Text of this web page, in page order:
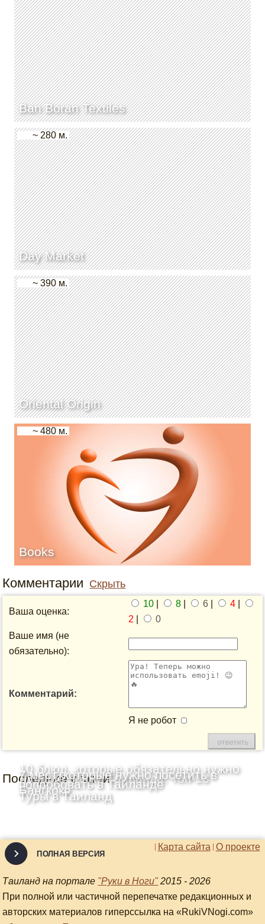
Ban Boran Textiles
Day Market
~ 280 м.
Oriental Origin
~ 390 м.
Books
~ 480 м.
Комментарии Скрыть
Ваша оценка:
10 8 6 4
2
0
Ваше имя (не
обязательно):
Комментарий:
Я не робот
Последние статьи
Лучшие пляжи Таиланда: Топ-13
10 блюд, которые обязательно нужно
попробовать в Таиланде
7 мест, которые нужно посетить в
Бангкоке
Туры в Таиланд
О проекте
Карта сайта
ПОЛНАЯ ВЕРСИЯ
Таиланд на портале "Руки в Ноги" 2015 - 2026
При полной или частичной перепечатке редакционных и
авторских материалов гиперссылка на «RukiVNogi.com»